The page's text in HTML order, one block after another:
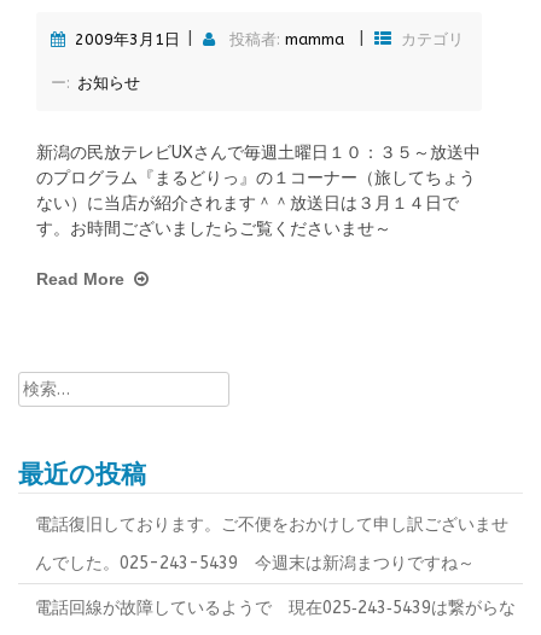
2009年3月1日 投稿者: mamma カテゴリ
ー: お知らせ
新潟の民放テレビUXさんで毎週土曜日１０：３５～放送中
のプログラム『まるどりっ』の１コーナー（旅してちょう
ない）に当店が紹介されます＾＾放送日は３月１４日で
す。お時間ございましたらご覧くださいませ～
Read More
検
索:
最近の投稿
電話復旧しております。ご不便をおかけして申し訳ございませ
んでした。025-243-5439 今週末は新潟まつりですね～
電話回線が故障しているようで 現在025‐243‐5439は繋がらな